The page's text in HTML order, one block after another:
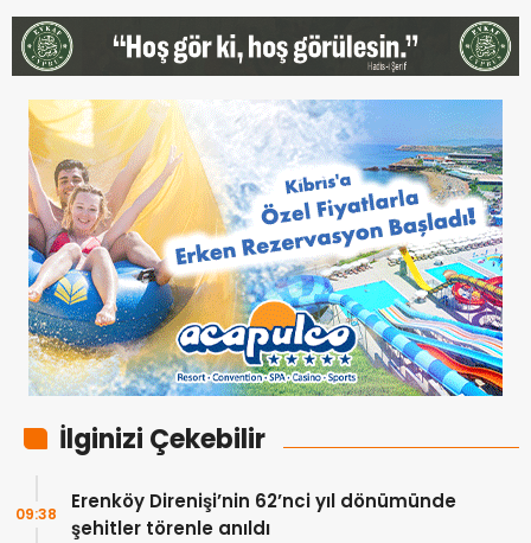
İlginizi Çekebilir
Erenköy Direnişi’nin 62’nci yıl dönümünde
şehitler törenle anıldı
09:38